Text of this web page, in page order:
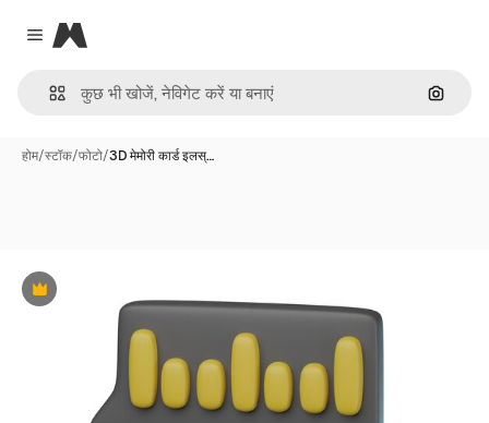
Close menu
Magnific
इमेज से
होम/स्टॉक/फोटो/3D मेमोरी कार्ड इलस्…
Premium